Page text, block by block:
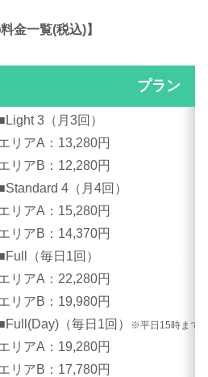
金一覧(税込)】
プラン
3（月3回）
リアA：13,280円
リアB：12,280円
4（月4回）
リアA：15,280円
リアB：14,370円
（毎日1回）
リアA：22,280円
リアB：19,980円
（毎日1回）
※平日15時まで
リアA：19,280円
リアB：17,780円